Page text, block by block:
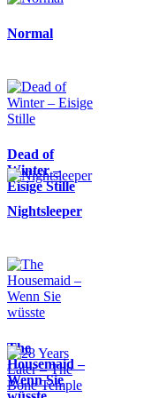
Normal
Dead of
Winter –
Eisige Stille
Nightsleeper
The
Housemaid –
Wenn Sie